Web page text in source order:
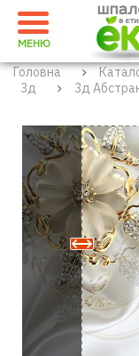
МЕНЮ
Головна
3д
3д